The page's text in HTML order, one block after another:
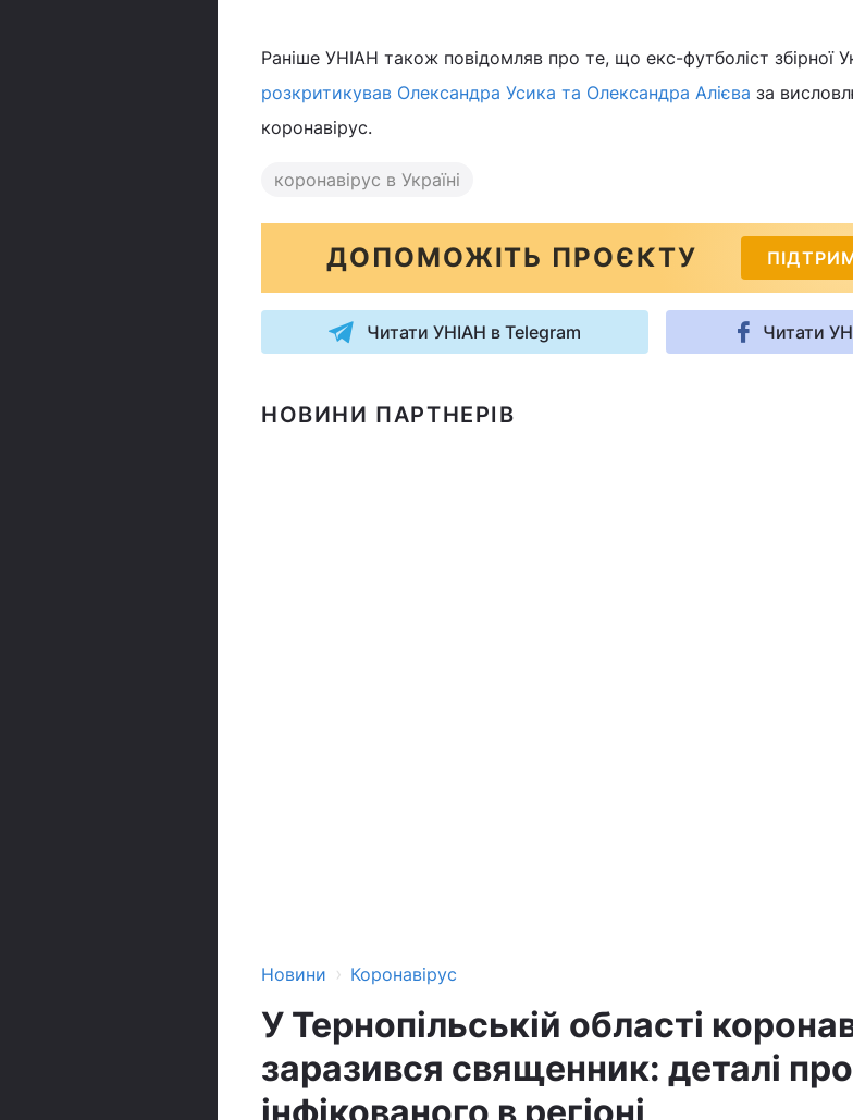
Раніше УНІАН також повідомляв про те, що екс-футболіст збірної
розкритикував Олександра Усика та Олександра Алієва за
коронавірус.
коронавірус в Україні
ДОПОМОЖІТЬ ПРОЄКТУ
Читати УНІАН в Telegram Читати
НОВИНИ ПАРТНЕРІВ
Новини › Коронавірус
У Тернопільській області
заразився священник: деталі